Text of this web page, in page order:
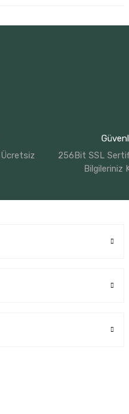
Ücretsiz
256Bit SSL
Bilgileriniz